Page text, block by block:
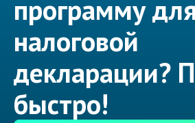
программу
налоговой
декларации?
быстро!